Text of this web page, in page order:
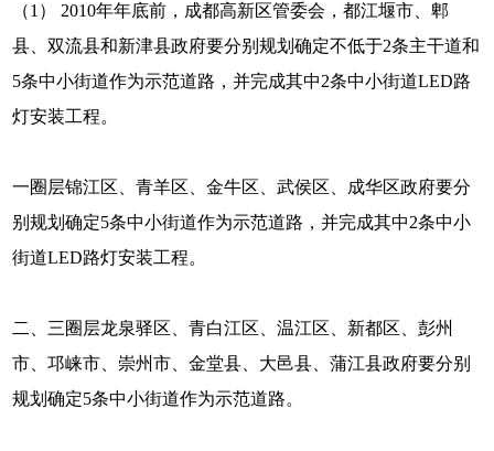
（1） 2010年年底前，成都高新区管委会，都江堰市、郫
县、双流县和新津县政府要分别规划确定不低于2条主干道和
5条中小街道作为示范道路，并完成其中2条中小街道LED路
灯安装工程。
一圈层锦江区、青羊区、金牛区、武侯区、成华区政府要分
别规划确定5条中小街道作为示范道路，并完成其中2条中小
街道LED路灯安装工程。
二、三圈层龙泉驿区、青白江区、温江区、新都区、彭州
市、邛崃市、崇州市、金堂县、大邑县、蒲江县政府要分别
规划确定5条中小街道作为示范道路。